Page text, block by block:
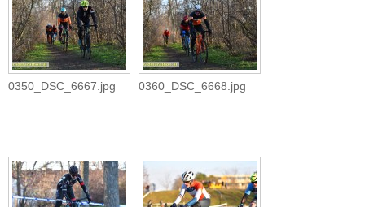
0350_DSC_6667.jpg 0360_DSC_6668.jpg